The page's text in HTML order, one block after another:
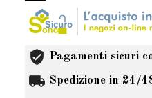
Pagamenti sicuri
Spedizione in 24/